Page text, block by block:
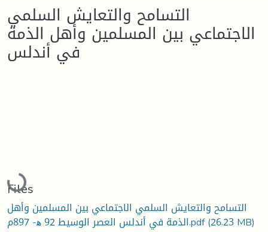
التسامح والتعايش السلمي
الاجتماعي بين المسلمين وأهل الذمة
في أندلس
Loading...
Files
التسامح والتعايش السلمي الاجتماعي بين المسلمين وأهل
الذمة في أندلس العصر الوسيط 92 ﻫ- 897م.pdf(26.23 MB)